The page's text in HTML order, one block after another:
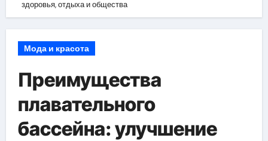
здоровья, отдыха и общества
Мода и красота
Преимущества
плавательного
бассейна: улучшение